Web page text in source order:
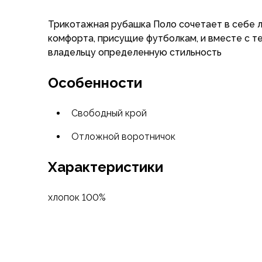
Беговые и спортивные
Пончо и дождевики
Пуховые куртки
Жилеты
Мембранные брюки
Брюки с синтетическим утеплителем
Беговые и спортивные
Термобелье
Трикотажная рубашка Поло сочетает в себе
комфорта, присущие футболкам, и вместе с
владельцу определенную стильность
Особенности
Свободный крой
Отложной воротничок
Характеристики
хлопок 100%